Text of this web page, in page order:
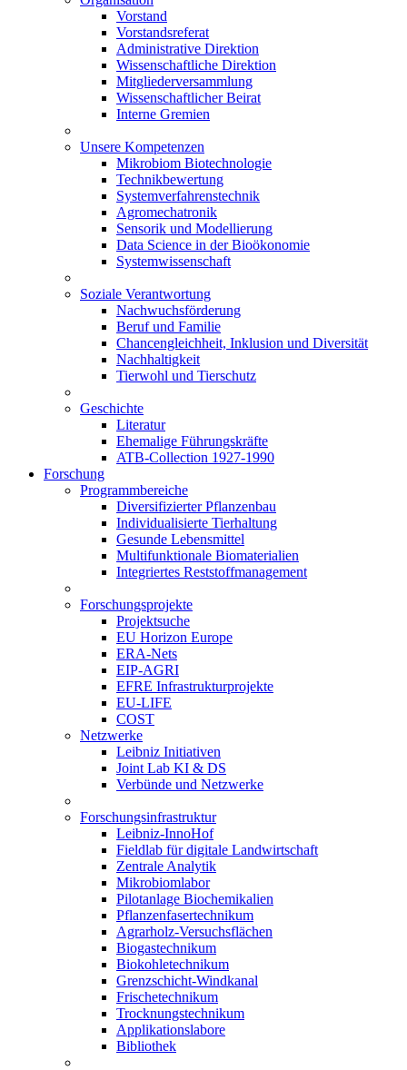
Vorstand
Vorstandsreferat
Administrative Direktion
Wissenschaftliche Direktion
Mitgliederversammlung
Wissenschaftlicher Beirat
Interne Gremien
Unsere Kompetenzen
Mikrobiom Biotechnologie
Technikbewertung
Systemverfahrenstechnik
Agromechatronik
Sensorik und Modellierung
Data Science in der Bioökonomie
Systemwissenschaft
Soziale Verantwortung
Nachwuchsförderung
Beruf und Familie
Chancengleichheit, Inklusion und Diversität
Nachhaltigkeit
Tierwohl und Tierschutz
Geschichte
Literatur
Ehemalige Führungskräfte
ATB-Collection 1927-1990
Forschung
Programmbereiche
Diversifizierter Pflanzenbau
Individualisierte Tierhaltung
Gesunde Lebensmittel
Multifunktionale Biomaterialien
Integriertes Reststoffmanagement
Forschungsprojekte
Projektsuche
EU Horizon Europe
ERA-Nets
EIP-AGRI
EFRE Infrastrukturprojekte
EU-LIFE
COST
Netzwerke
Leibniz Initiativen
Joint Lab KI & DS
Verbünde und Netzwerke
Forschungsinfrastruktur
Leibniz-InnoHof
Fieldlab für digitale Landwirtschaft
Zentrale Analytik
Mikrobiomlabor
Pilotanlage Biochemikalien
Pflanzenfasertechnikum
Agrarholz-Versuchsflächen
Biogastechnikum
Biokohletechnikum
Grenzschicht-Windkanal
Frischetechnikum
Trocknungstechnikum
Applikationslabore
Bibliothek